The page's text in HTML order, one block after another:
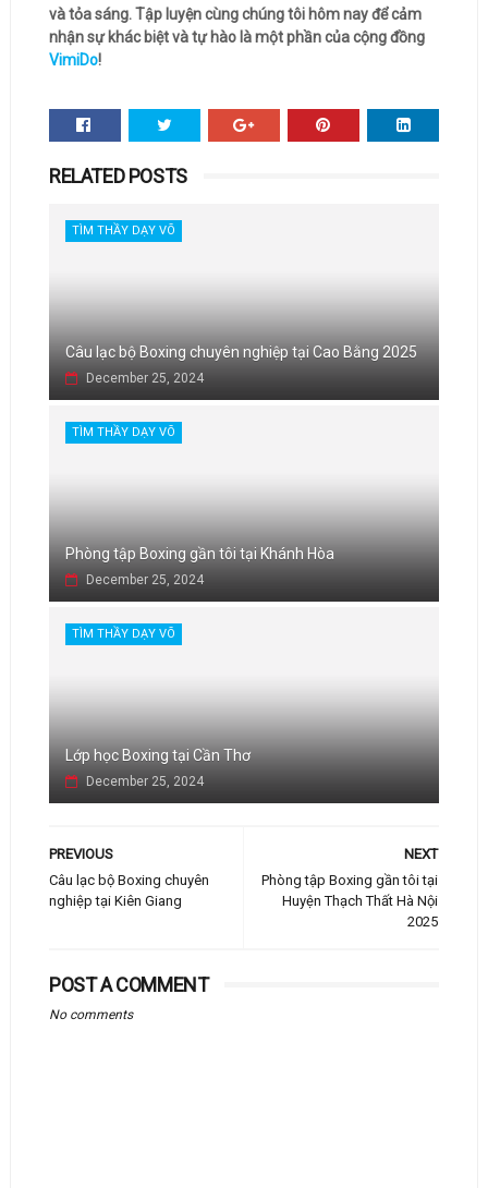
và tỏa sáng. Tập luyện cùng chúng tôi hôm nay để cảm
nhận sự khác biệt và tự hào là một phần của cộng đồng
VimiDo!
RELATED POSTS
TÌM THẦY DẠY VÕ
Câu lạc bộ Boxing chuyên nghiệp tại Cao Bằng 2025
December 25, 2024
TÌM THẦY DẠY VÕ
Phòng tập Boxing gần tôi tại Khánh Hòa
December 25, 2024
TÌM THẦY DẠY VÕ
Lớp học Boxing tại Cần Thơ
December 25, 2024
NEXT
Phòng tập Boxing gần tôi tại
Huyện Thạch Thất Hà Nội
2025
PREVIOUS
Câu lạc bộ Boxing chuyên
nghiệp tại Kiên Giang
POST A COMMENT
No comments